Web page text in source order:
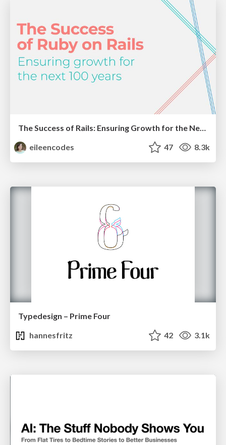
eileencodes
47 8.3k
Typedesign – Prime Four
hannesfritz
42 3.1k